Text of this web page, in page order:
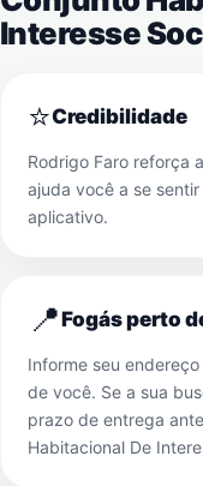
Interesse
⭐Credibilidade
Rodrigo Faro reforça
ajuda você a se
aplicativo.
📍Fogás perto
Informe seu
de você. Se a sua
prazo de entrega
Habitacional De